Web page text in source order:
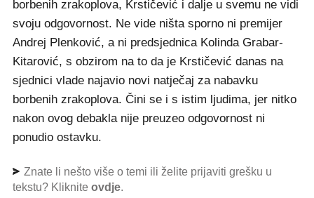
borbenih zrakoplova, Krstičević i dalje u svemu ne vidi
svoju odgovornost. Ne vide ništa sporno ni premijer
Andrej Plenković, a ni predsjednica Kolinda Grabar-
Kitarović, s obzirom na to da je Krstičević danas na
sjednici vlade najavio novi natječaj za nabavku
borbenih zrakoplova. Čini se i s istim ljudima, jer nitko
nakon ovog debakla nije preuzeo odgovornost ni
ponudio ostavku.
Znate li nešto više o temi ili želite prijaviti grešku u
tekstu? Kliknite ovdje.